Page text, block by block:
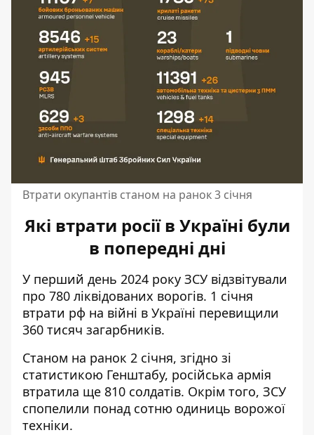
Втрати окупантів станом на ранок 3 січня
Які втрати росії в Україні були
в попередні дні
У перший день 2024 року ЗСУ відзвітували
про 780 ліквідованих ворогів. 1 січня
втрати рф на війні в Україні перевищили
360 тисяч загарбників.
Станом на ранок 2 січня, згідно зі
статистикою Генштабу, російська армія
втратила ще 810 солдатів. Окрім того, ЗСУ
спопелили понад сотню одиниць ворожої
техніки.